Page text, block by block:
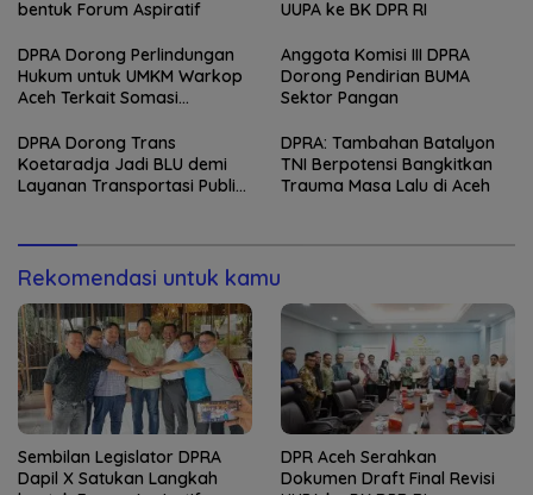
bentuk Forum Aspiratif
UUPA ke BK DPR RI
DPRA Dorong Perlindungan
Hukum untuk UMKM Warkop
Aceh Terkait Somasi
Anggota Komisi III DPRA
Dorong Pendirian BUMA
Sektor Pangan
DPRA Dorong Trans
Koetaradja Jadi BLU demi
Layanan Transportasi Publik
DPRA: Tambahan Batalyon
TNI Berpotensi Bangkitkan
Trauma Masa Lalu di Aceh
Rekomendasi untuk kamu
Sembilan Legislator DPRA
Dapil X Satukan Langkah
DPR Aceh Serahkan
Dokumen Draft Final Revisi